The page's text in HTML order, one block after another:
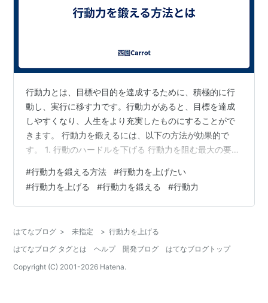
行動力とは、目標や目的を達成するために、積極的に行
動し、実行に移す力です。行動力があると、目標を達成
しやすくなり、人生をより充実したものにすることがで
きます。 行動力を鍛えるには、以下の方法が効果的で
す。 1. 行動のハードルを下げる 行動力を阻む最大の要因
と、行動を起こす前に躊躇してしまい、結局行動に移せ
ないという結果につながります。 行動のハードルを下げ
るには、以下の方法が有効です。 目標や目的を小さく分
める 例えば、ダイエットを目標としている場合、いきな
り10kg痩せることを目標にする…
#行動力を鍛える方法 #行動力を上げたい
#行動力を上げる #行動力を鍛える #行動力
はてなブログ > 未指定 > 行動力を上げる
はてなブログ タグとは
ヘルプ 開発ブログ
はてなブログトップ
Copyright (C) 2001-2026 Hatena.